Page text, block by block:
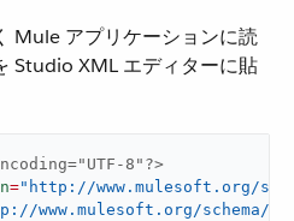
Mule アプリケーションに読
Studio XML エディターに貼
8"?>
="http://www.mulesoft.org/
www.mulesoft.org/schema/